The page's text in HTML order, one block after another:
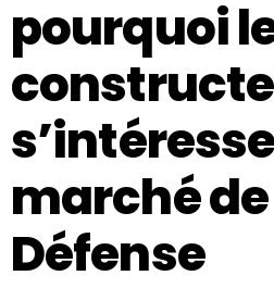
pourquoi
marché
Défense